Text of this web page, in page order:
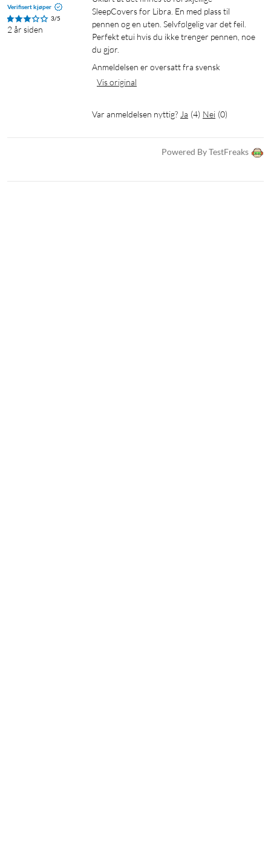
Verifisert kjøper
3/5
2 år siden
SleepCovers for Libra. En med plass til
pennen og en uten. Selvfølgelig var det feil.
Perfekt etui hvis du ikke trenger pennen, noe
du gjør.
Anmeldelsen er oversatt fra svensk
Vis original
Var anmeldelsen nyttig? Ja (4) Nei (0)
Powered By TestFreaks